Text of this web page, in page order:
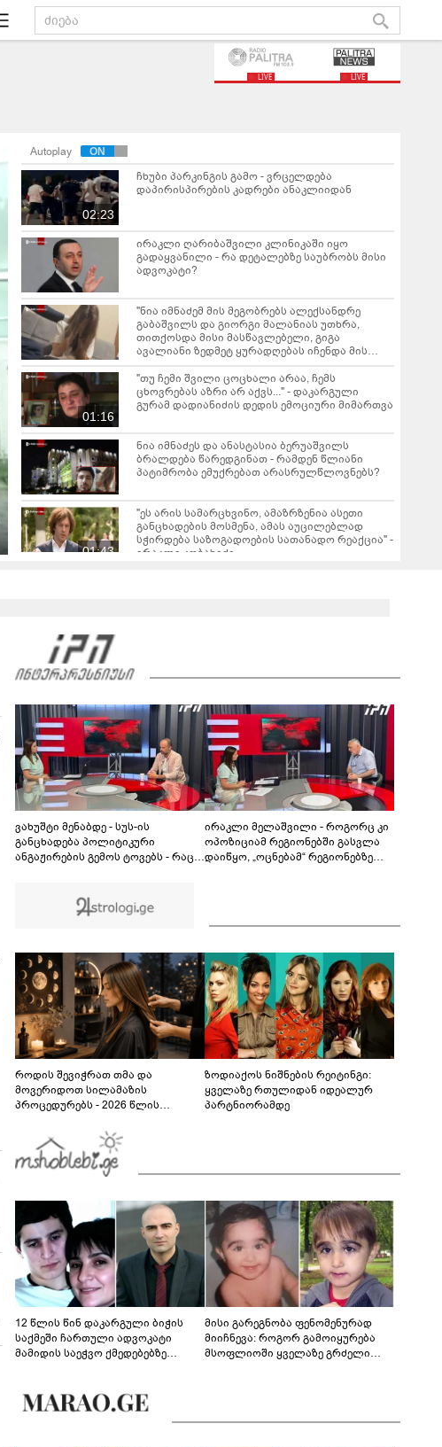
LIVE LIVE
Autoplay
02:23
ჩხუბი პარკინგის გამო - ვრცელდება
დაპირისპირების კადრები ანაკლიიდან
ირაკლი ღარიბაშვილი კლინიკაში იყო
გადაყვანილი - რა დეტალებზე საუბრობს მისი
ადვოკატი?
"ნია იმნაძემ მის მეგობრებს ალექსანდრე
გაბაშვილს და გიორგი მალანიას უთხრა,
თითქოსდა მისი მასწავლებელი, გიგა
ავალიანი ზედმეტ ყურადღებას იჩენდა მის
მიმართ" - რა წერია ნია იმნაძის საბრალდებო
დასკვნაში?
01:16
"თუ ჩემი შვილი ცოცხალი არაა, ჩემს
ცხოვრებას აზრი არ აქვს..." - დაკარგული
გურამ დადიანიძის დედის ემოციური მიმართვა
ნია იმნაძეს და ანასტასია ბერუაშვილს
ბრალდება წარედგინათ - რამდენ წლიანი
პატიმრობა ემუქრებათ არასრულწლოვნებს?
01:43
"ეს არის სამარცხვინო, ამაზრზენია ასეთი
განცხადების მოსმენა, ამას აუცილებლად
სჭირდება საზოგადოების სათანადო რეაქცია" -
ირაკლი კობახიძე
ელი კურსის სტუდენტიც იკითხავს"
00:20
საგარეჯოში, არასრულწლოვანმა ჩამოტვირთა
ფოტოსურათები, დაამონტაჟა, მიანიჭა
პორნოგრაფიული იერსახე და
შეურაცხმყოფელ ტექსტებთან ერთად
გაავრცელა - შსს ბრალდებულის დაკავების
კადრებს აქვეყნებს
ნიკა მელიას სასამართლოს უპატივცემლობის
ფაქტზე 1 წლით და 6 თვით თავისუფლების
აღკვეთა მიესაჯა
ვახუშტი მენაბდე - სუს-ის
განცხადება პოლიტიკური
ანგაჟირების გემოს ტოვებს - რაც
სასამართლოთი ყველაფერს
აკეთებს, რომ დათრგუნოს
ირაკლი მელაშვილი - როგორც კი
ოპოზიციამ რეგიონებში გასვლა
დაიწყო, „ოცნებამ“ რეგიონებზე
დასაქსაქსად
როდის შევიჭრათ თმა და
მოვერიდოთ სილამაზის
პროცედურებს - 2026 წლის
გზამკვლევი
ზოდიაქოს ნიშნების რეიტინგი:
ყველაზე რთულიდან იდეალურ
პარტნიორამდე
12 წლის წინ დაკარგული ბიჭის
საქმეში ჩართული ადვოკატი
მამიდის საეჭვო ქმედებებზე
მოწოდებაზე... წლობით
მიმდინარეობდა საქმის
მისი გარეგნობა ფენომენურად
მიიჩნევა: როგორ გამოიყურება
მსოფლიოში ყველაზე გრძელი